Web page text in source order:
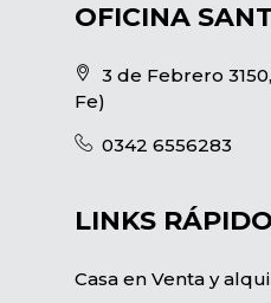
OFICINA
3 de Febrero
Fe)
0342 6556283
LINKS
Casa en Venta y